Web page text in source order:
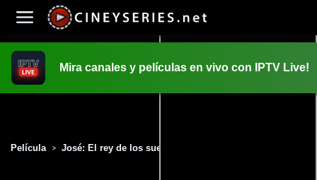
Mira canales y películas en vivo con IPTV Live!
Película > José: El rey de los sueños (2000)